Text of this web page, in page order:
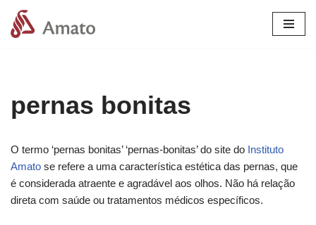
Pular
pernas bonitas
O termo ‘pernas bonitas’ ‘pernas-bonitas’ do site do Instituto
Amato se refere a uma característica estética das pernas, que
é considerada atraente e agradável aos olhos. Não há relação
direta com saúde ou tratamentos médicos específicos.